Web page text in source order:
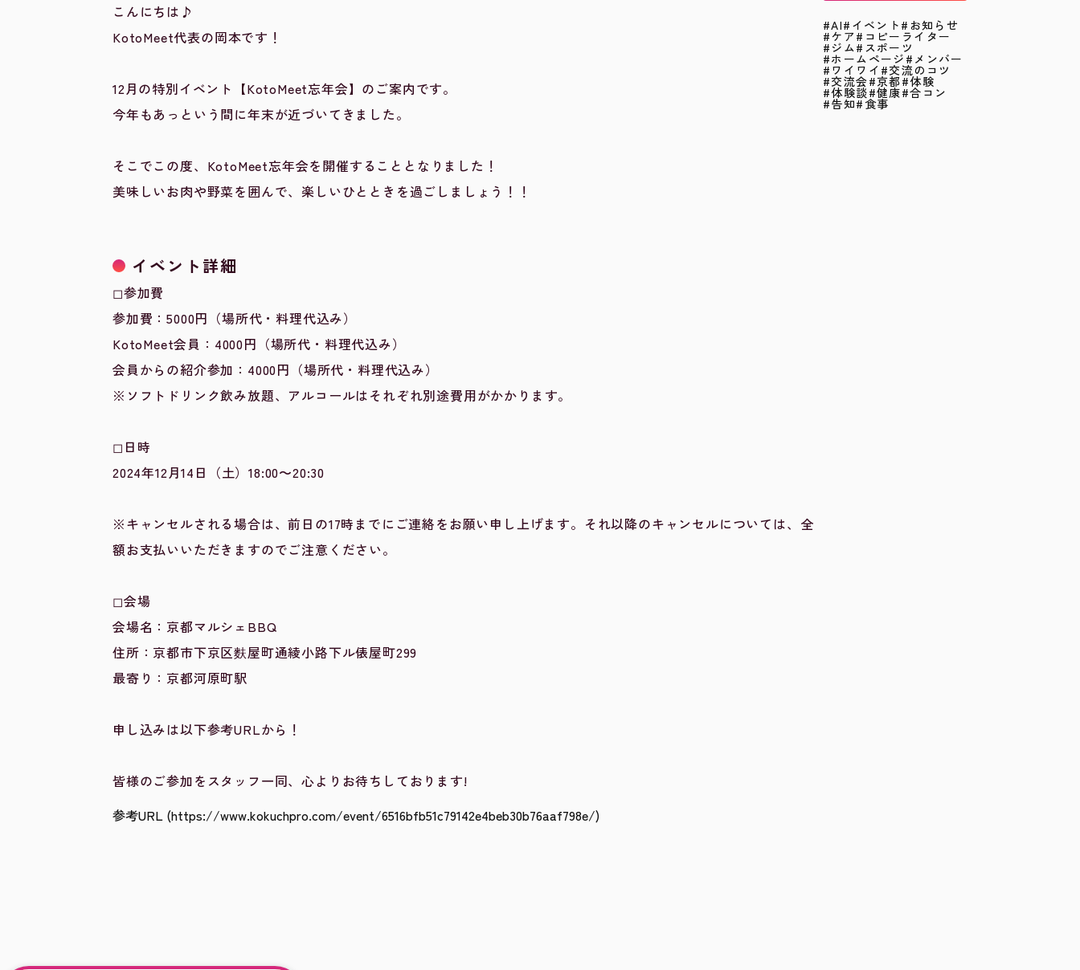
こんにちは♪
KotoMeet代表の岡本です！
12月の特別イベント【KotoMeet忘年会】のご案内です。
今年もあっという間に年末が近づいてきました。
そこでこの度、KotoMeet忘年会を開催することとなりました！
美味しいお肉や野菜を囲んで、楽しいひとときを過ごしましょう！！
イベント詳細
◻︎参加費
参加費：5000円（場所代・料理代込み）
KotoMeet会員：4000円（場所代・料理代込み）
会員からの紹介参加：4000円（場所代・料理代込み）
※ソフトドリンク飲み放題、アルコールはそれぞれ別途費用がかかります。
◻︎日時
2024年12月14日（土）18:00〜20:30
※キャンセルされる場合は、前日の17時までにご連絡をお願い申し上げます。それ以降のキャンセルについては、全
額お支払いいただきますのでご注意ください。
◻︎会場
会場名：京都マルシェBBQ
住所：京都市下京区麩屋町通綾小路下ル俵屋町299
最寄り：京都河原町駅
申し込みは以下参考URLから！
皆様のご参加をスタッフ一同、心よりお待ちしております!
参考URL (https://www.kokuchpro.com/event/6516bfb51c79142e4beb30b76aaf798e/)
AI イベント お知らせ
ケア コピーライター
ジム スポーツ
ホームページ メンバー
ワイワイ 交流のコツ
交流会 京都 体験
体験談 健康 合コン
告知 食事